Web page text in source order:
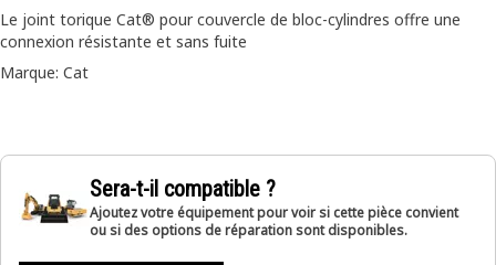
Le joint torique Cat® pour couvercle de bloc-cylindres offre une
connexion résistante et sans fuite
Marque: Cat
Sera-t-il compatible ?
Ajoutez votre équipement pour voir si cette pièce convient
ou si des options de réparation sont disponibles.